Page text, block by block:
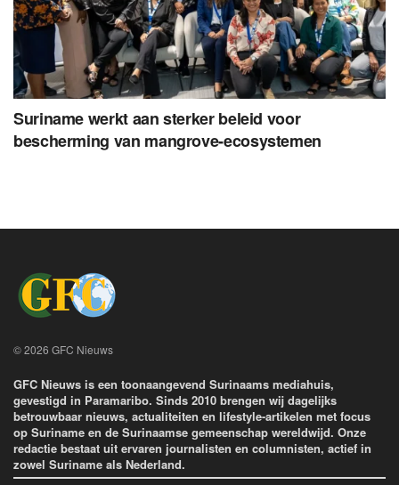
Suriname werkt aan sterker beleid voor
bescherming van mangrove-ecosystemen
© 2026 GFC Nieuws
GFC Nieuws is een toonaangevend Surinaams mediahuis,
gevestigd in Paramaribo. Sinds 2010 brengen wij dagelijks
betrouwbaar nieuws, actualiteiten en lifestyle-artikelen met focus
op Suriname en de Surinaamse gemeenschap wereldwijd. Onze
redactie bestaat uit ervaren journalisten en columnisten, actief in
zowel Suriname als Nederland.